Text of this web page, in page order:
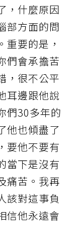
，什麼原因
部方面的問
重要的是，
們會承擔苦
，很不公平
耳邊跟他說
們30多年的
他也傾盡了
要他不要有
當下是沒有
痛苦。我再
該對這事負
信他永遠會